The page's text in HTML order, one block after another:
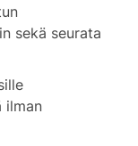
sekä seurata
ilman